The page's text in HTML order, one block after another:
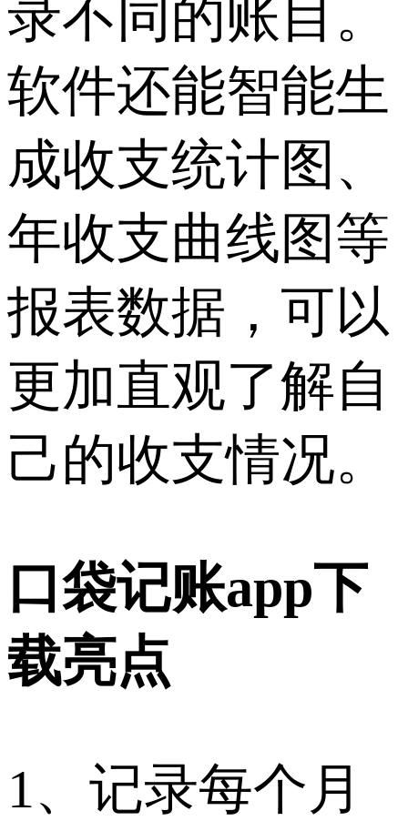
录不同的账目。
软件还能智能生
成收支统计图、
年收支曲线图等
报表数据，可以
更加直观了解自
己的收支情况。
口袋记账app下
载亮点
1、记录每个月